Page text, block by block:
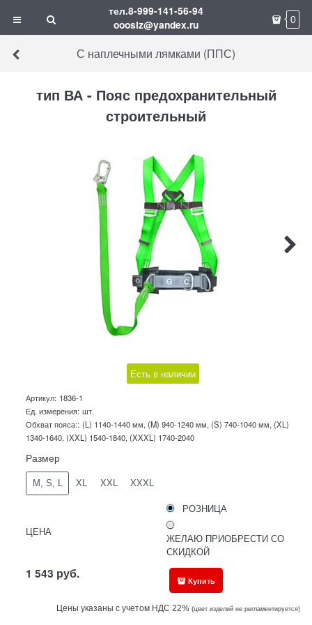
тел.8-999-141-56-94
ooosiz@yandex.ru
0
С наплечными лямками (ППС)
тип ВА - Пояс предохранительный
строительный
Есть в наличии
Артикул: 1836-1
Ед. измерения: шт.
Обхват пояса:: (L) 1140-1440 мм, (M) 940-1240 мм, (S) 740-1040 мм, (XL)
1340-1640, (XXL) 1540-1840, (XXXL) 1740-2040
Размер
M, S, L XL XXL XXXL
ЦЕНА
РОЗНИЦА
ЖЕЛАЮ ПРИОБРЕСТИ СО
СКИДКОЙ
1 543 руб. Купить
Цены указаны с учетом НДС 22%(цвет изделий не регламентируется)